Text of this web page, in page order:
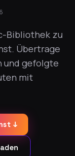
Bibliothek zu
Übertrage
und gefolgte
mit
↓